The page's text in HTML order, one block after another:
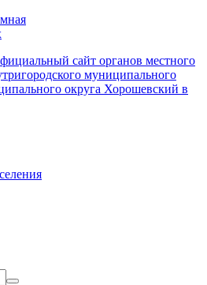
сайт органов местного
муниципального
округа Хорошевский в